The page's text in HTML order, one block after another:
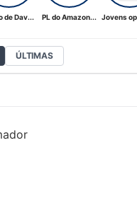
de Dav... PL do Amazon... Jovens
ÚLTIMAS